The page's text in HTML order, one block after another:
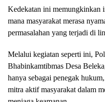
Kedekatan ini memungkinkan
mana masyarakat merasa
permasalahan yang terjadi di
Melalui kegiatan seperti ini,
Bhabinkamtibmas Desa
hanya sebagai penegak
mitra aktif masyarakat dalam